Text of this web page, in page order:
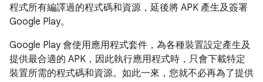
程式所有編譯過的程式碼和資源，延後將 APK 產生及簽署
Google Play。
Google Play 會使用應用程式套件，為各種裝置設定產生及
提供最合適的 APK，因此執行應用程式時，只會下載特定
裝置所需的程式碼和資源。如此一來，您就不必再為了提供